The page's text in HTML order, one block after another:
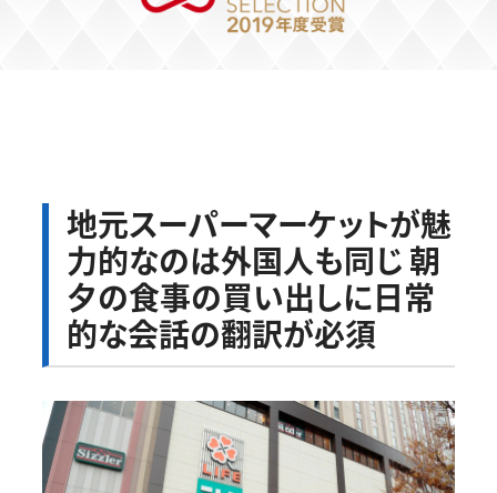
地元スーパーマーケットが魅
力的なのは外国人も同じ 朝
夕の食事の買い出しに日常
的な会話の翻訳が必須